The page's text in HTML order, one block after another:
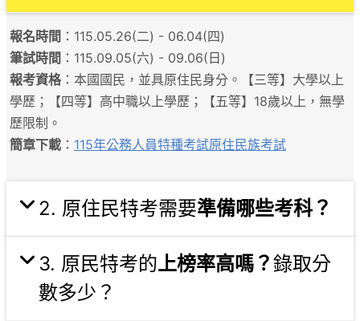
報名時間 ：115.05.26(二) - 06.04(四)
筆試時間 ：115.09.05(六) - 09.06(日)
報考資格：本國國民，並具原住民身分。【三等】大學以上
學歷；【四等】高中職以上學歷；【五等】18歲以上，無學
歷限制。
簡章下載 ： 115年公務人員特種考試原住民族考試
2. 原住民特考需要準備哪些考科？
3. 原民特考的上榜率高嗎？錄取分
數多少？